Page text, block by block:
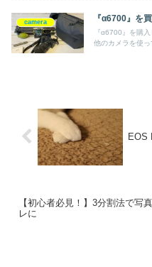
camera 『α6700』を
『α6700』を購
他のカメラを使っ
EOS
【初心者必見！】3分割法で写
レに